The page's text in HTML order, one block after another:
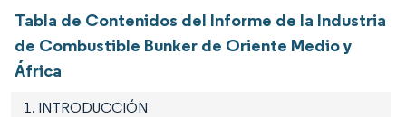
Tabla de Contenidos del Informe de la Industria
de Combustible Bunker de Oriente Medio y
África
1. INTRODUCCIÓN